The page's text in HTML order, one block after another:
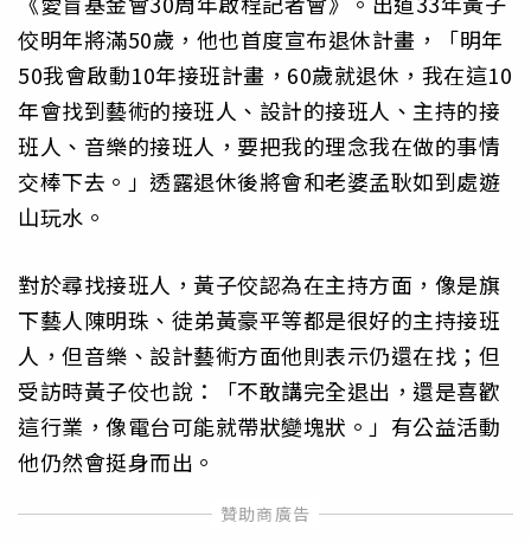
佼明年將滿50歲，他也首度宣布退休計畫，「明年
50我會啟動10年接班計畫，60歲就退休，我在這10
年會找到藝術的接班人、設計的接班人、主持的接
班人、音樂的接班人，要把我的理念我在做的事情
交棒下去。」透露退休後將會和老婆孟耿如到處遊
山玩水。
對於尋找接班人，黃子佼認為在主持方面，像是旗
下藝人陳明珠、徒弟黃豪平等都是很好的主持接班
人，但音樂、設計藝術方面他則表示仍還在找；但
受訪時黃子佼也說：「不敢講完全退出，還是喜歡
這行業，像電台可能就帶狀變塊狀。」有公益活動
他仍然會挺身而出。